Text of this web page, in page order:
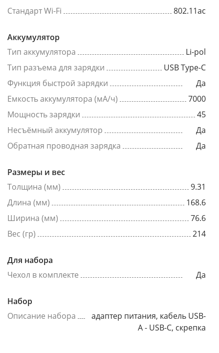
Стандарт Wi-Fi
802.11ac
Аккумулятор
Тип аккумулятора
Li-pol
Тип разъема для зарядки
USB Type-C
Функция быстрой зарядки
Да
Емкость аккумулятора (мА/ч)
7000
Мощность зарядки
45
Несъёмный аккумулятор
Да
Обратная проводная зарядка
Да
Размеры и вес
Толщина (мм)
9.31
Длина (мм)
168.6
Ширина (мм)
76.6
Вес (гр)
214
Для набора
Чехол в комплекте
Да
Набор
Описание набора
адаптер питания, кабель USB-
A - USB-C, скрепка